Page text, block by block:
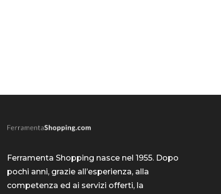
Ferramenta Shopping nasce nel 1955. Dopo
pochi anni, grazie all’esperienza, alla
competenza ed ai servizi offerti, la